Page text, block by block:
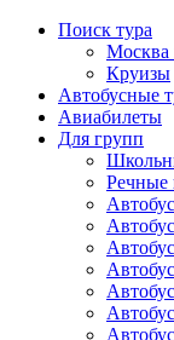
Поиск тура
Москва
Круизы
Автобусные
Авиабилеты
Для групп
Речные